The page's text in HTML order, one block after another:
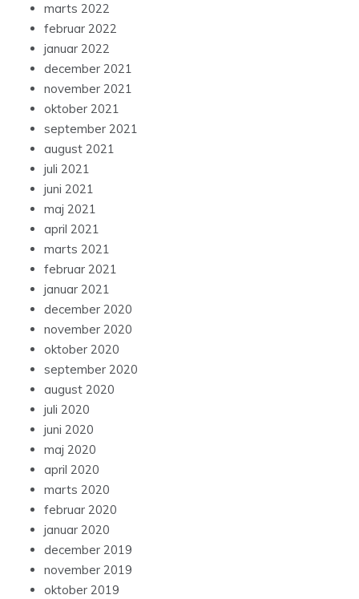
marts 2022
februar 2022
januar 2022
december 2021
november 2021
oktober 2021
september 2021
august 2021
juli 2021
juni 2021
maj 2021
april 2021
marts 2021
februar 2021
januar 2021
december 2020
november 2020
oktober 2020
september 2020
august 2020
juli 2020
juni 2020
maj 2020
april 2020
marts 2020
februar 2020
januar 2020
december 2019
november 2019
oktober 2019